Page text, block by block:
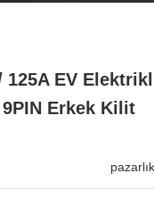
125A EV
9PIN Erkek Kilit